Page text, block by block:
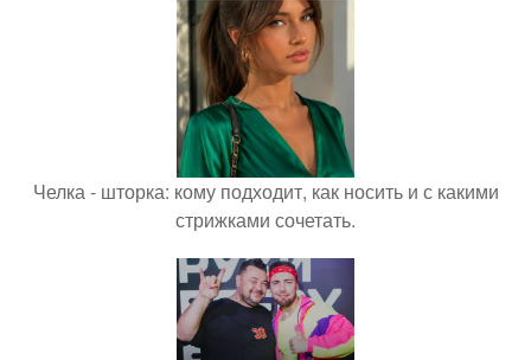
Челка - шторка: кому подходит, как носить и с какими
стрижками сочетать.